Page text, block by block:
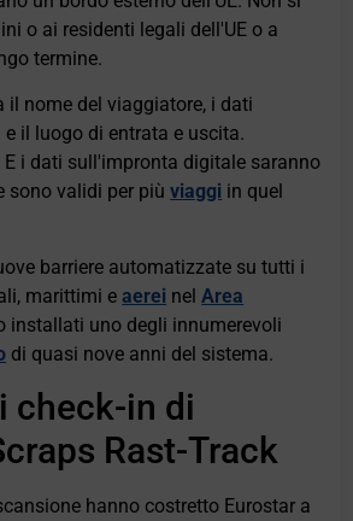
o ai residenti legali dell'UE o a
termine.
il nome del viaggiatore, i dati
il luogo di entrata e uscita.
E i dati sull'impronta digitale saranno
sono validi per piùviaggi in quel
barriere automatizzate su tutti i
marittimi eaerei nelArea
installati uno degli innumerevoli
di quasi nove anni del sistema.
check-in di
Rast-Track
hanno costretto Eurostar a